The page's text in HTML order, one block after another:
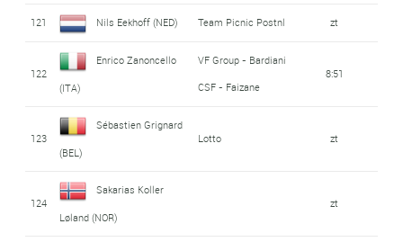
121 Nils Eekhoff (NED) Team Picnic Postnl zt
122
Enrico Zanoncello
(ITA)
VF Group - Bardiani
CSF - Faizane
8:51
123
Sébastien Grignard
(BEL)
Lotto zt
124
Sakarias Koller
Løland (NOR)
zt